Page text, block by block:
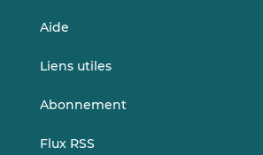
Aide
Liens utiles
Abonnement
Flux RSS